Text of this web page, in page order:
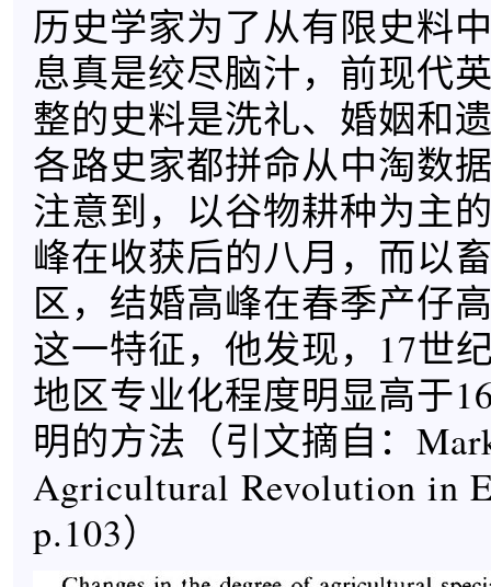
历史学家为了从有限史料
息真是绞尽脑汁，前现代
整的史料是洗礼、婚姻和
各路史家都拼命从中淘数
注意到，以谷物耕种为主
峰在收获后的八月，而以
区，结婚高峰在春季产仔
这一特征，他发现，17世
地区专业化程度明显高于
明的方法（引文摘自：
Agricultural Revolution in
p.103）